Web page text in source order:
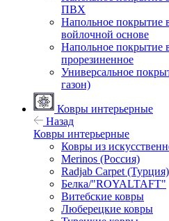
ПВХ
Напольное покрытие
войлочной основе
Напольное покрытие
прорезиненное
Универсальное
газон)
Ковры интерьерные
Назад
Ковры интерьерные
Ковры из
Merinos (Россия)
Radjab Carpet (Турция)
Белка/"ROYALTAFT"
Витебские ковры
Люберецкие ковры